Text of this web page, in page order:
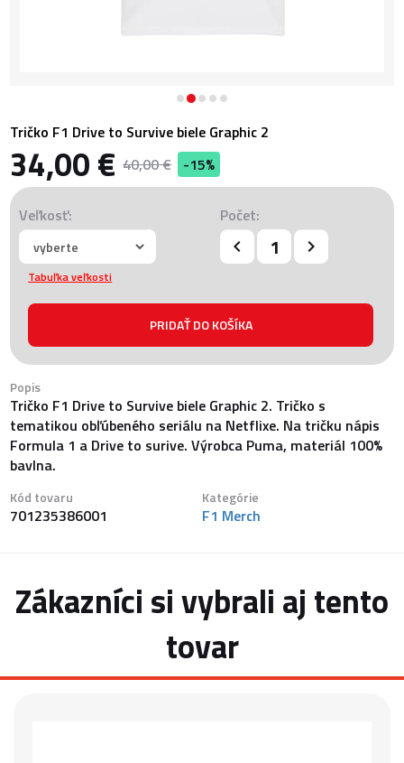
Tričko F1 Drive to Survive biele Graphic 2
34,00 €40,00 € -15%
Veľkosť: Počet:
Tabuľka veľkosti
Popis
Tričko F1 Drive to Survive biele Graphic 2. Tričko s
tematikou obľúbeného seriálu na Netflixe. Na tričku nápis
Formula 1 a Drive to surive. Výrobca Puma, materiál 100%
bavlna.
Kód tovaru
701235386001
Kategórie
F1 Merch
Zákazníci si vybrali aj tento
tovar